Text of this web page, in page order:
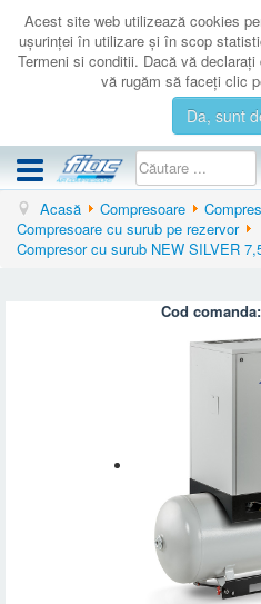
Acest site web utilizează cookies
uşurinţei în utilizare şi în scop
Termeni si conditii. Dacă vă
vă rugăm să faceţi clic
Da, sunt
COMPRESOARE
ACCESORII
AUTENTIFICARE
Acasă Compresoare
Compresoare cu surub pe rezervor
Compresor cu surub NEW SILVER
Cod comanda: